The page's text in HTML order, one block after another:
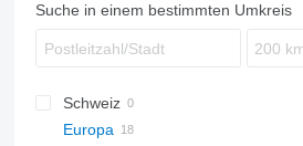
Suche in einem bestimmten Umkreis
Schweiz
Europa